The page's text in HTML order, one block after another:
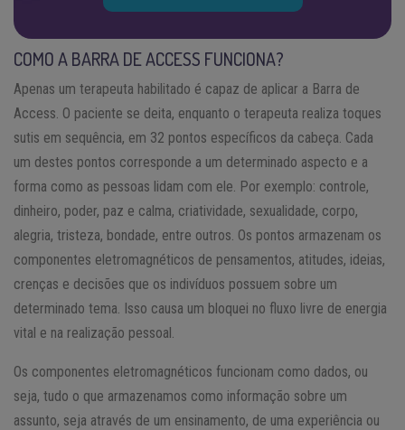
COMO A BARRA DE ACCESS FUNCIONA?
Apenas um terapeuta habilitado é capaz de aplicar a Barra de
Access. O paciente se deita, enquanto o terapeuta realiza toques
sutis em sequência, em 32 pontos específicos da cabeça. Cada
um destes pontos corresponde a um determinado aspecto e a
forma como as pessoas lidam com ele. Por exemplo: controle,
dinheiro, poder, paz e calma, criatividade, sexualidade, corpo,
alegria, tristeza, bondade, entre outros. Os pontos armazenam os
componentes eletromagnéticos de pensamentos, atitudes, ideias,
crenças e decisões que os indivíduos possuem sobre um
determinado tema. Isso causa um bloquei no fluxo livre de energia
vital e na realização pessoal.
Os componentes eletromagnéticos funcionam como dados, ou
seja, tudo o que armazenamos como informação sobre um
assunto, seja através de um ensinamento, de uma experiência ou